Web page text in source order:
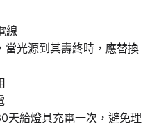
線
當光源到其壽終時，應替換
天給燈具充電一次，避免理